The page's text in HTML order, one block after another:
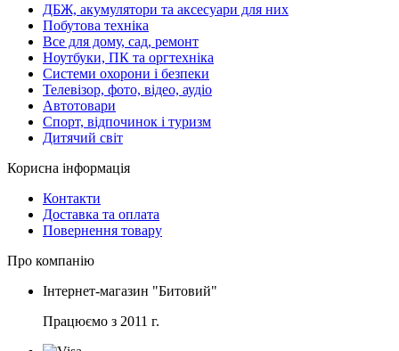
ДБЖ, акумулятори та аксесуари для них
Побутова техніка
Все для дому, сад, ремонт
Ноутбуки, ПК та оргтехніка
Системи охорони і безпеки
Телевізор, фото, відео, аудіо
Автотовари
Спорт, відпочинок і туризм
Дитячий світ
Корисна інформація
Контакти
Доставка та оплата
Повернення товару
Про компанію
Інтернет-магазин "Битовий"
Працюємо з 2011 г.